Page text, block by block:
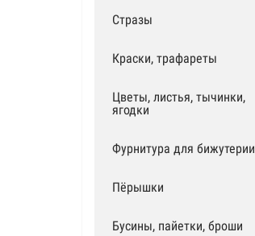
Стразы
Краски, трафареты
Цветы, листья, тычинки,
ягодки
Фурнитура для бижутерии
Пёрышки
Бусины, пайетки, броши